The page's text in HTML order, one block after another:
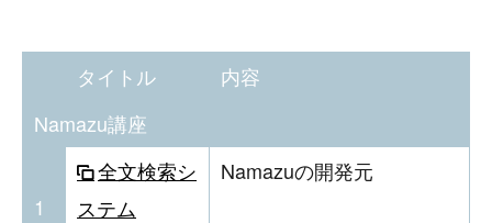
タイトル
内容
Namazu講座
1
全文検索シ
ステム
Namazuの開発元